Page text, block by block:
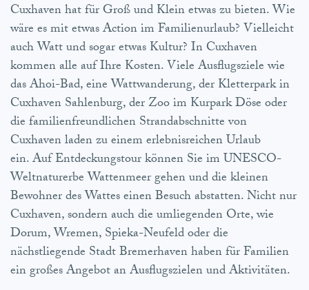
Cuxhaven hat für Groß und Klein etwas zu bieten. Wie
wäre es mit etwas Action im Familienurlaub? Vielleicht
auch Watt und sogar etwas Kultur? In Cuxhaven
kommen alle auf Ihre Kosten. Viele Ausflugsziele wie
das Ahoi-Bad, eine Wattwanderung, der Kletterpark in
Cuxhaven Sahlenburg, der Zoo im Kurpark Döse oder
die familienfreundlichen Strandabschnitte von
Cuxhaven laden zu einem erlebnisreichen Urlaub
ein. Auf Entdeckungstour können Sie im UNESCO-
Weltnaturerbe Wattenmeer gehen und die kleinen
Bewohner des Wattes einen Besuch abstatten. Nicht nur
Cuxhaven, sondern auch die umliegenden Orte, wie
Dorum, Wremen, Spieka-Neufeld oder die
nächstliegende Stadt Bremerhaven haben für Familien
ein großes Angebot an Ausflugszielen und Aktivitäten.